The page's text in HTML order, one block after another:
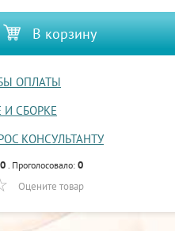
В корзину
ОПЛАТЫ
И СБОРКЕ
КОНСУЛЬТАНТУ
0 . Проголосовало: 0
Оцените товар